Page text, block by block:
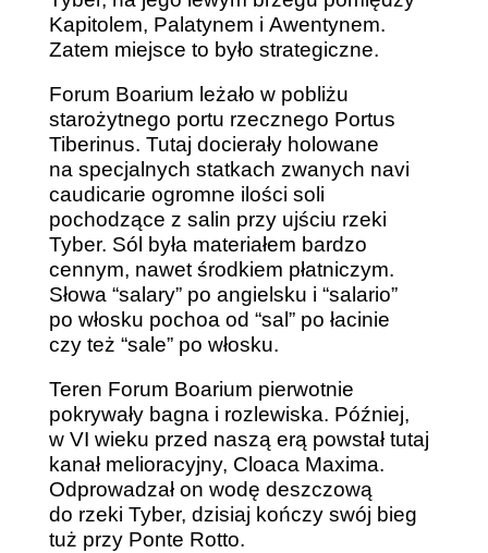
Kapitolem, Palatynem i Awentynem.
Zatem miejsce to było strategiczne.
Forum Boarium leżało w pobliżu
starożytnego portu rzecznego Portus
Tiberinus. Tutaj docierały holowane
na specjalnych statkach zwanych navi
caudicarie ogromne ilości soli
pochodzące z salin przy ujściu rzeki
Tyber. Sól była materiałem bardzo
cennym, nawet środkiem płatniczym.
Słowa “salary” po angielsku i “salario”
po włosku pochoa od “sal” po łacinie
czy też “sale” po włosku.
Teren Forum Boarium pierwotnie
pokrywały bagna i rozlewiska. Później,
w VI wieku przed naszą erą powstał tutaj
kanał melioracyjny, Cloaca Maxima.
Odprowadzał on wodę deszczową
do rzeki Tyber, dzisiaj kończy swój bieg
tuż przy Ponte Rotto.